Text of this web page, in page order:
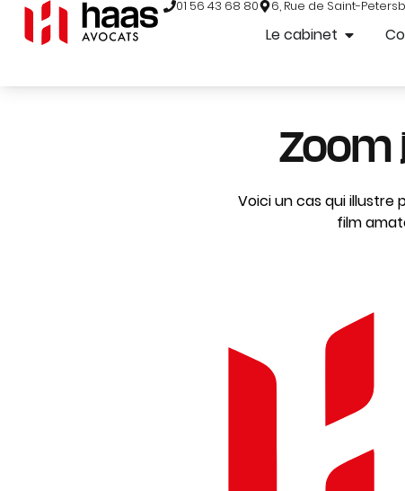
01 56 43 68 80 6, Rue de Saint-
Le cabinet
Zoom
Voici un cas qui
film